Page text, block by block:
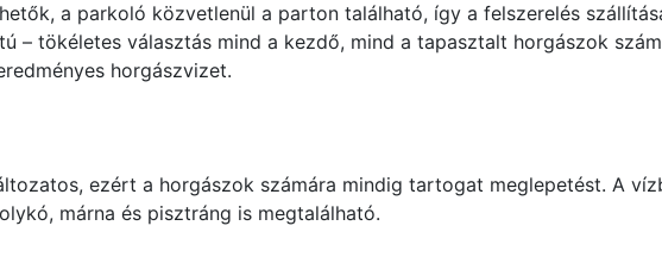
a parkoló közvetlenül a parton található, így a felszerelés
– tökéletes választás mind a kezdő, mind a tapasztalt horgászok
horgászvizet.
ezért a horgászok számára mindig tartogat meglepetést. A
márna és pisztráng is megtalálható.